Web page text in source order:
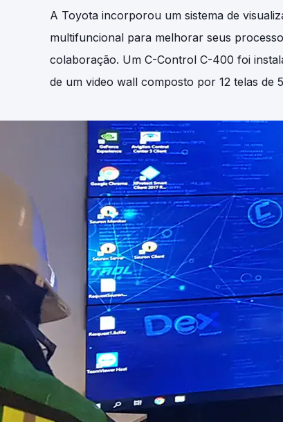
A Toyota incorporou um sistema de
multifuncional para melhorar seus
colaboração. Um C-Control C-400 foi
de um video wall composto por 12 telas de